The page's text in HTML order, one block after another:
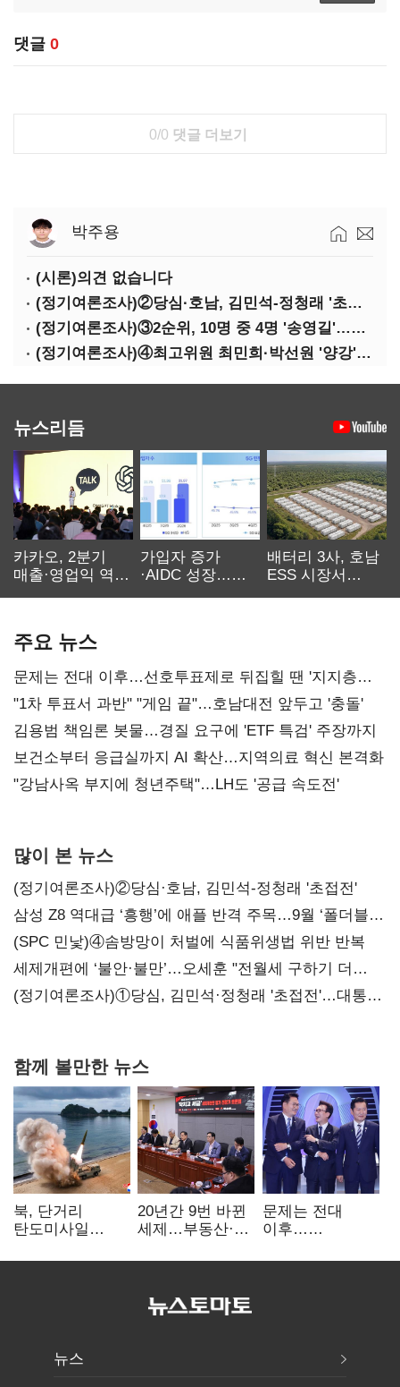
댓글 0
0/0 댓글 더보기
박주용
(시론)의견 없습니다
(정기여론조사)②당심·호남, 김민석-정청래 '초접전'
(정기여론조사)③2순위, 10명 중 4명 '송영길'…정청래 '한 자릿수'
(정기여론조사)④최고위원 최민희·박선원 '양강'…서미화·이성윤·임미애 뒤이어
뉴스리듬
카카오, 2분기
매출·영업익 역대
가입자 증가
·AIDC 성장…
배터리 3사, 호남
ESS 시장서
주요 뉴스
문제는 전대 이후…선호투표제로 뒤집힐 땐 '지지층
불복'
"1차 투표서 과반" "게임 끝"…호남대전 앞두고 '충돌'
김용범 책임론 봇물…경질 요구에 'ETF 특검' 주장까지
보건소부터 응급실까지 AI 확산…지역의료 혁신 본격화
"강남사옥 부지에 청년주택"…LH도 '공급 속도전'
많이 본 뉴스
(정기여론조사)②당심·호남, 김민석-정청래 '초접전'
삼성 Z8 역대급 ‘흥행’에 애플 반격 주목…9월 ‘폴더블
대전’
(SPC 민낯)④솜방망이 처벌에 식품위생법 위반 반복
세제개편에 ‘불안·불만’…오세훈 "전월세 구하기 더
힘들어질 것"
(정기여론조사)①당심, 김민석·정청래 '초접전'…대통령
함께 볼만한 뉴스
북, 단거리
탄도미사일
"즉각 중단 촉구"
20년간 9번 바뀐
세제…부동산·
건드렸다
문제는 전대
이후…
뒤집힐 땐
뉴스